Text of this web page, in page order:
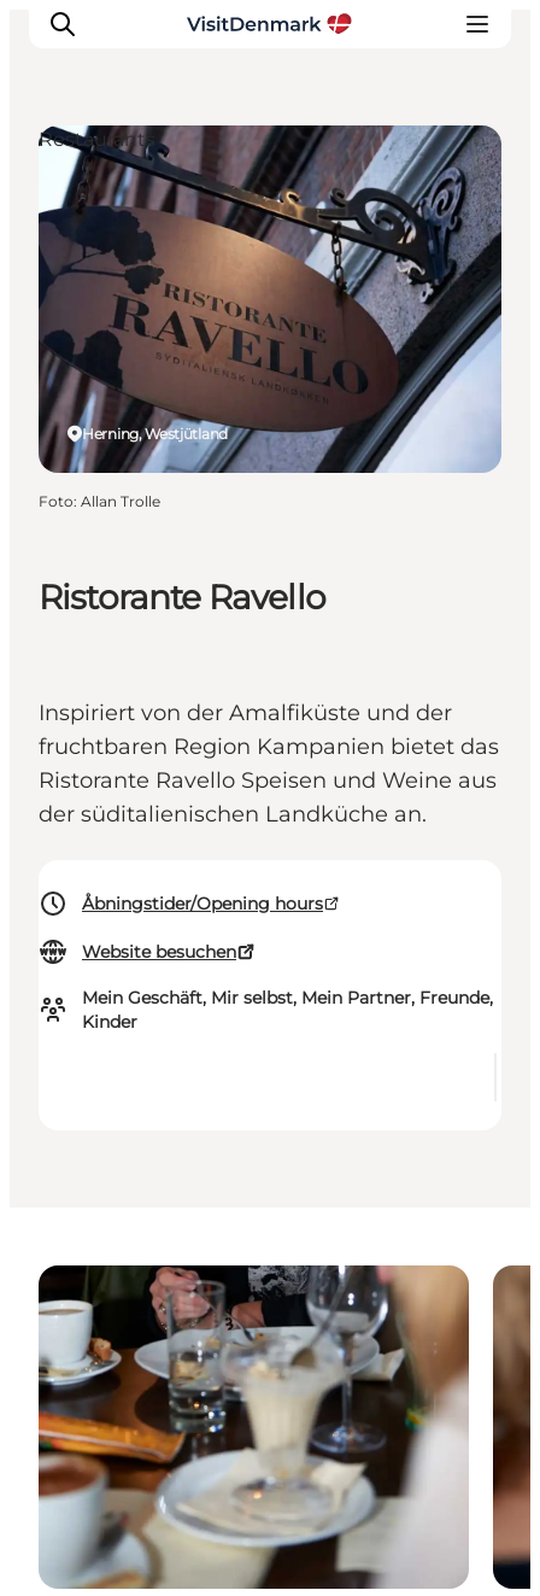
Inspiration
Regionen
Erlebnisse
Unterkünfte
Reiseplanung
Ristorante Ravello
Inspiriert von der Amalfiküste und der
fruchtbaren Region Kampanien bietet das
Ristorante Ravello Speisen und Weine aus
der süditalienischen Landküche an.
Åbningstider/Opening hours
Website besuchen
Mein Geschäft, Mir selbst, Mein Partner, Freunde,
Kinder
Herning, Westjütland
Restaurants
Foto: Allan Trolle